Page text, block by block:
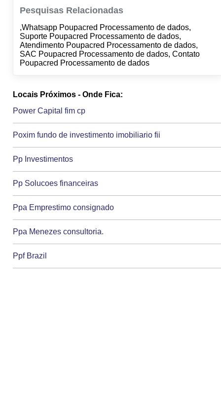
Pesquisas Relacionadas
,Whatsapp Poupacred Processamento de dados,
Suporte Poupacred Processamento de dados,
Atendimento Poupacred Processamento de dados,
SAC Poupacred Processamento de dados, Contato
Poupacred Processamento de dados
Locais Próximos - Onde Fica:
Power Capital fim cp
Poxim fundo de investimento imobiliario fii
Pp Investimentos
Pp Solucoes financeiras
Ppa Emprestimo consignado
Ppa Menezes consultoria.
Ppf Brazil